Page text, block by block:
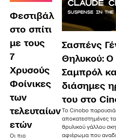
Φεστιβάλ
στο σπίτι
με τους
7
Χρυσούς
Φοίνικες
των
τελευταίων
ετών
Οι πιο
Σασπένς
Θηλυκού: Ο
Σαμπρόλ
διάσημες
του στο
Το Cinobo
αποκατεστημένες
θρυλικού γάλλου
αφιέρωμα που